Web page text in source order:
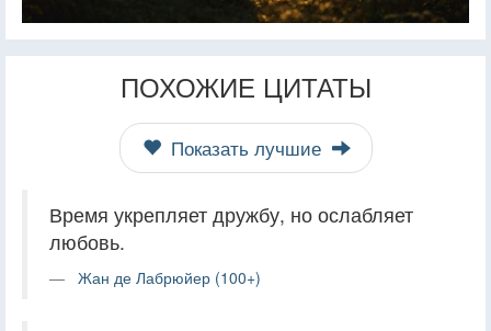
ПОХОЖИЕ ЦИТАТЫ
Показать лучшие
Время укрепляет дружбу, но ослабляет
любовь.
Жан де Лабрюйер (100+)